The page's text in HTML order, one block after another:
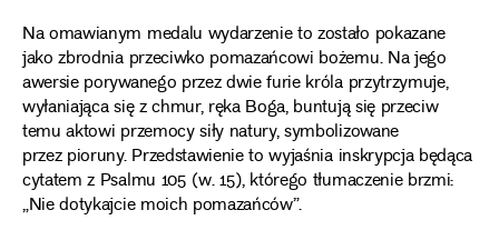
Na omawianym medalu wydarzenie to zostało pokazane
jako zbrodnia przeciwko pomazańcowi bożemu. Na jego
awersie porywanego przez dwie furie króla przytrzymuje,
wyłaniająca się z chmur, ręka Boga, buntują się przeciw
temu aktowi przemocy siły natury, symbolizowane
przez pioruny. Przedstawienie to wyjaśnia inskrypcja będąca
cytatem z Psalmu 105 (w. 15), którego tłumaczenie brzmi:
„Nie dotykajcie moich pomazańców”.